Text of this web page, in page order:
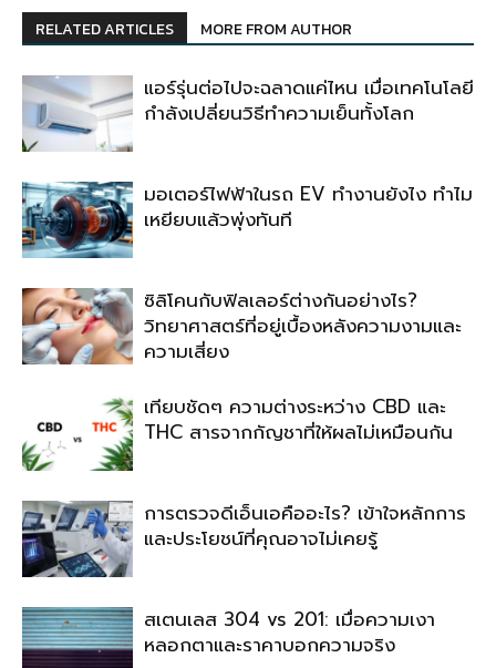
RELATED ARTICLES MORE FROM AUTHOR
แอร์รุ่นต่อไปจะฉลาดแค่ไหน เมื่อเทคโนโลยี
กำลังเปลี่ยนวิธีทำความเย็นทั้งโลก
มอเตอร์ไฟฟ้าในรถ EV ทำงานยังไง ทำไม
เหยียบแล้วพุ่งทันที
ซิลิโคนกับฟิลเลอร์ต่างกันอย่างไร?
วิทยาศาสตร์ที่อยู่เบื้องหลังความงามและ
ความเสี่ยง
เทียบชัดๆ ความต่างระหว่าง CBD และ
THC สารจากกัญชาที่ให้ผลไม่เหมือนกัน
การตรวจดีเอ็นเอคืออะไร? เข้าใจหลักการ
และประโยชน์ที่คุณอาจไม่เคยรู้
สเตนเลส 304 vs 201: เมื่อความเงา
หลอกตาและราคาบอกความจริง